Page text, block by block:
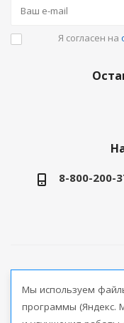
Я согласен на
8-800-200-
Мы используем
программы (Яндекс.